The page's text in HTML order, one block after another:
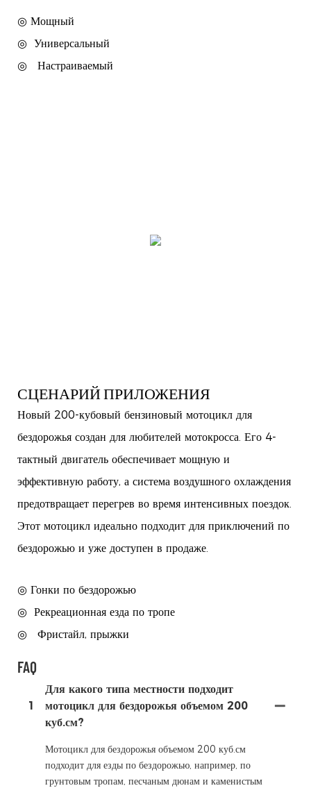
◎ Мощный
◎ Универсальный
◎
Настраиваемый
СЦЕНАРИЙ ПРИЛОЖЕНИЯ
Новый 200-кубовый бензиновый мотоцикл для
бездорожья создан для любителей мотокросса. Его 4-
тактный двигатель обеспечивает мощную и
эффективную работу, а система воздушного охлаждения
предотвращает перегрев во время интенсивных поездок.
Этот мотоцикл идеально подходит для приключений по
бездорожью и уже доступен в продаже.
◎ Гонки по бездорожью
◎ Рекреационная езда по тропе
◎
Фристайл, прыжки
FAQ
1
Для какого типа местности подходит
мотоцикл для бездорожья объемом 200
куб.см?
Мотоцикл для бездорожья объемом 200 куб.см
подходит для езды по бездорожью, например, по
грунтовым тропам, песчаным дюнам и каменистым